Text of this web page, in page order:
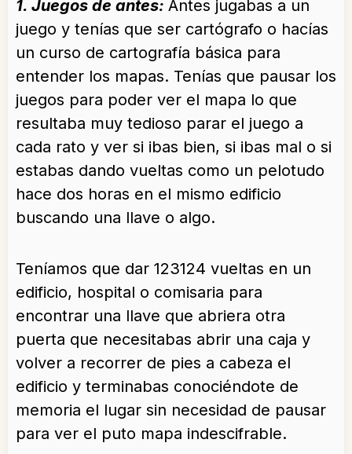
1. Juegos de antes: Antes jugabas a un
juego y tenías que ser cartógrafo o hacías
un curso de cartografía básica para
entender los mapas. Tenías que pausar los
juegos para poder ver el mapa lo que
resultaba muy tedioso parar el juego a
cada rato y ver si ibas bien, si ibas mal o si
estabas dando vueltas como un pelotudo
hace dos horas en el mismo edificio
buscando una llave o algo.
Teníamos que dar 123124 vueltas en un
edificio, hospital o comisaria para
encontrar una llave que abriera otra
puerta que necesitabas abrir una caja y
volver a recorrer de pies a cabeza el
edificio y terminabas conociéndote de
memoria el lugar sin necesidad de pausar
para ver el puto mapa indescifrable.